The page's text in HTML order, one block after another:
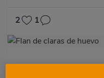
2
1
Imagen